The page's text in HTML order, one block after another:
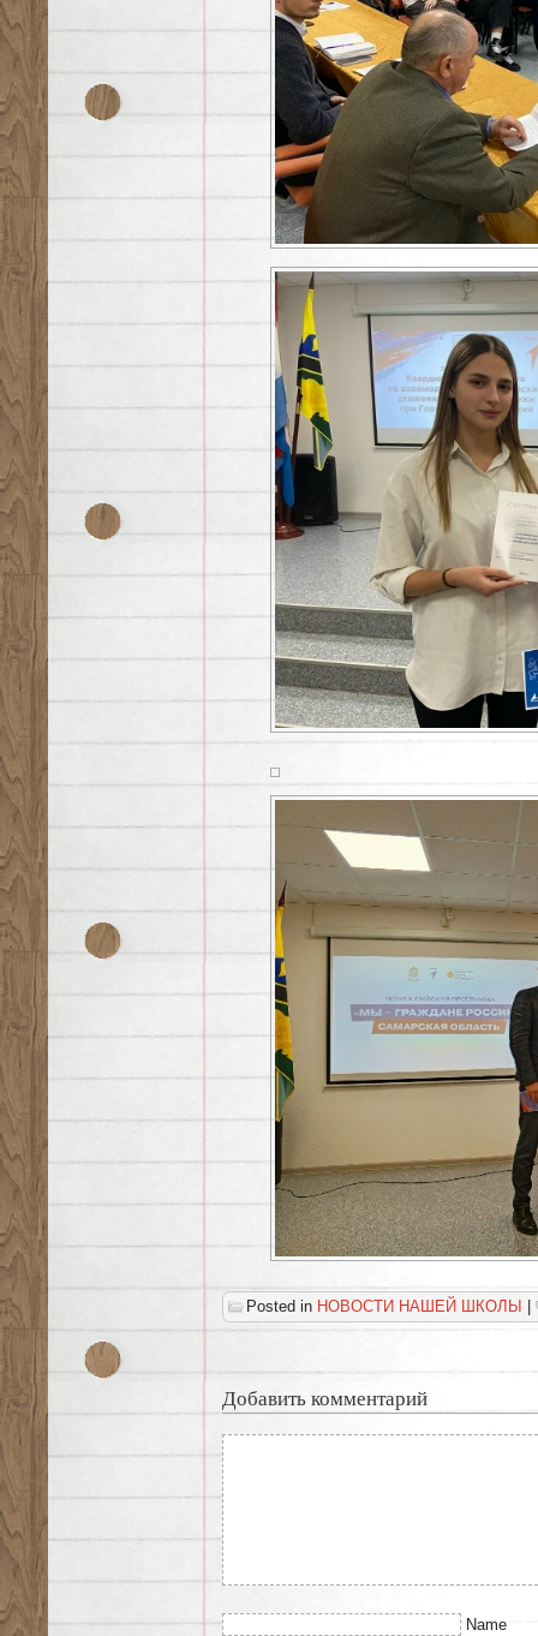
Posted in НОВОСТИ НАШЕЙ ШКОЛЫ
Добавить комментарий
Name